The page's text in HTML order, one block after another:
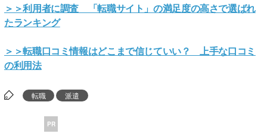
＞＞利用者に調査 「転職サイト」の満足度の高さで選ばれ
たランキング
＞＞転職口コミ情報はどこまで信じていい？ 上手な口コミ
の利用法
転職 派遣
PR